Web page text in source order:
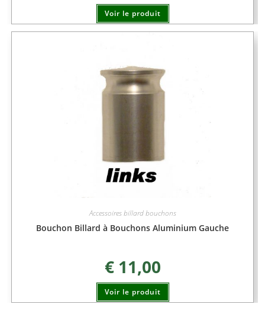
Voir le produit
Accessoires billard bouchons
Bouchon Billard à Bouchons Aluminium Gauche
€11,00
Voir le produit